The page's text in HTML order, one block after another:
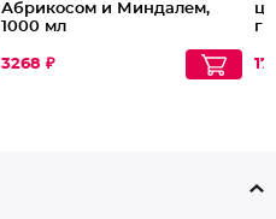
Абрикосом и Миндалем,
1000 мл
3268 ₽